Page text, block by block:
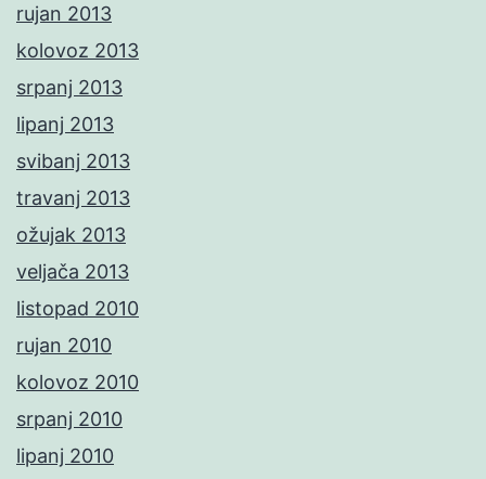
rujan 2013
kolovoz 2013
srpanj 2013
lipanj 2013
svibanj 2013
travanj 2013
ožujak 2013
veljača 2013
listopad 2010
rujan 2010
kolovoz 2010
srpanj 2010
lipanj 2010